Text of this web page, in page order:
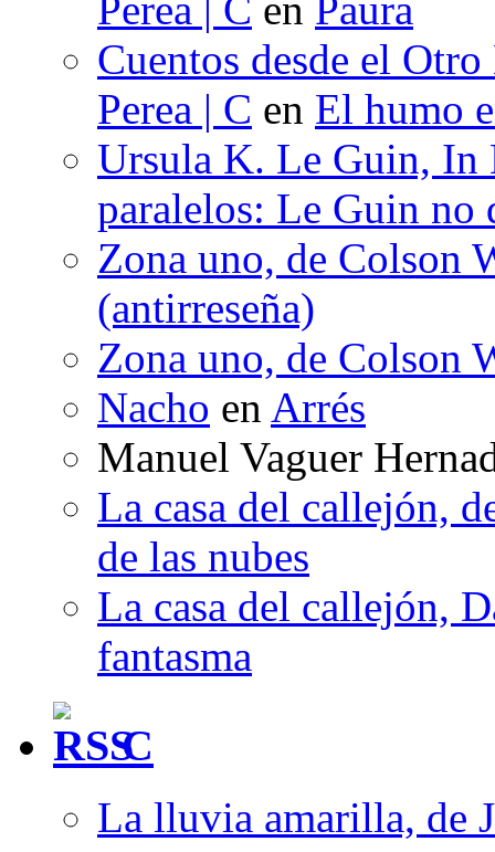
Perea | C en Paura
Cuentos desde el
Perea | C en El humo
Ursula K. Le Guin, In
paralelos: Le Guin no
Zona uno, de Colson
(antirreseña)
Zona uno, de Colson
Nacho en Arrés
Manuel Vaguer
La casa del callejón,
de las nubes
La casa del callejón,
fantasma
C
La lluvia amarilla, de